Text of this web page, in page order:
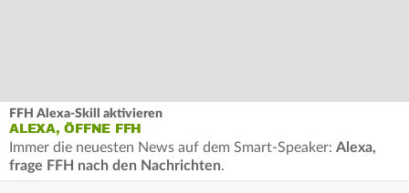
FFH Alexa-Skill aktivieren
ALEXA, ÖFFNE FFH
Immer die neuesten News auf dem Smart-Speaker: Alexa,
frage FFH nach den Nachrichten.